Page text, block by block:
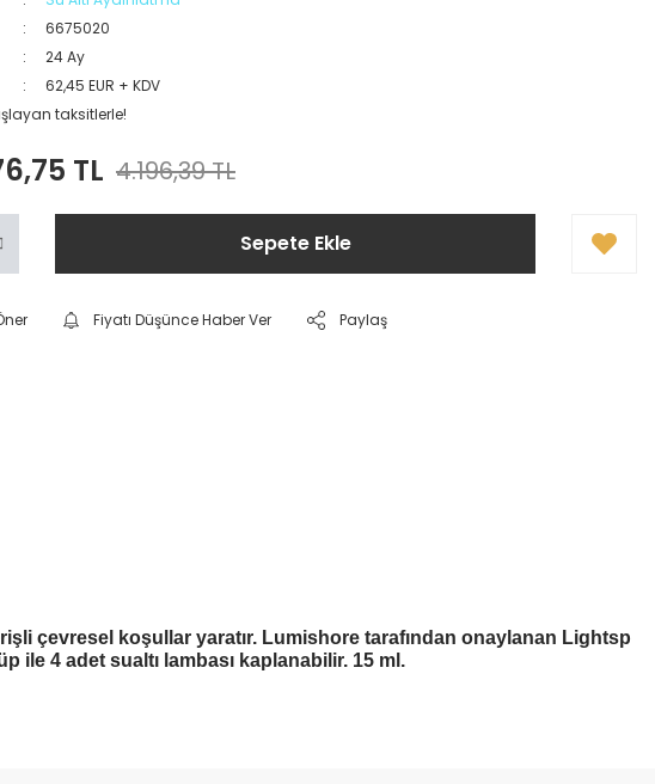
6675020
24 Ay
62,45 EUR + KDV
taksitlerle!
TL 4.196,39 TL
Sepete Ekle
Fiyatı Düşünce Haber Ver Paylaş
çevresel koşullar yaratır. Lumishore tarafından onaylanan Lightsp
ile 4 adet sualtı lambası kaplanabilir. 15 ml.